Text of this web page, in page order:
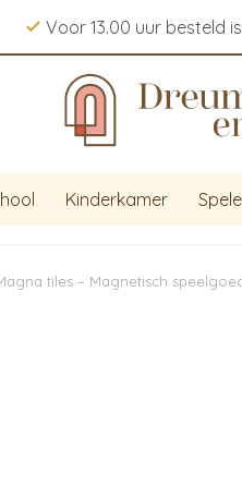
Voor 13.00 uur besteld
Kinderkamer
tiles – Magnetisch